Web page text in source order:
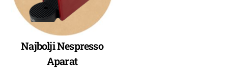
Najbolji Nespresso
Aparat